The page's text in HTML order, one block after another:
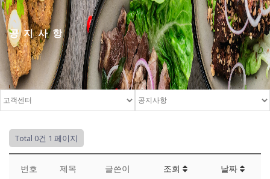
공지사항
Total 0건 1 페이지
번호 제목 글쓴이 조회 날짜